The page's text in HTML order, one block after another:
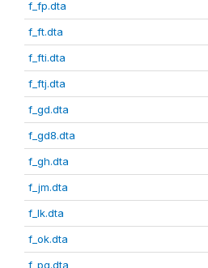
f_fp.dta
f_ft.dta
f_fti.dta
f_ftj.dta
f_gd.dta
f_gd8.dta
f_gh.dta
f_jm.dta
f_lk.dta
f_ok.dta
f_pg.dta